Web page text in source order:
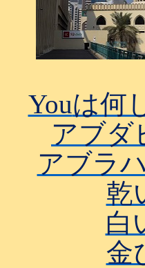
Youは何
アブダ
アブラ
乾
白
金